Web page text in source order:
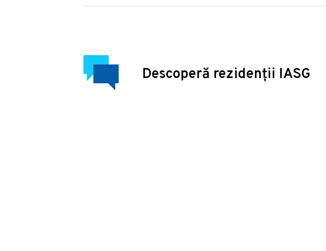
Descoperă rezidenții IASG